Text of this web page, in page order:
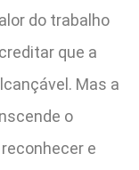
do trabalho
que a
Mas a
o
e